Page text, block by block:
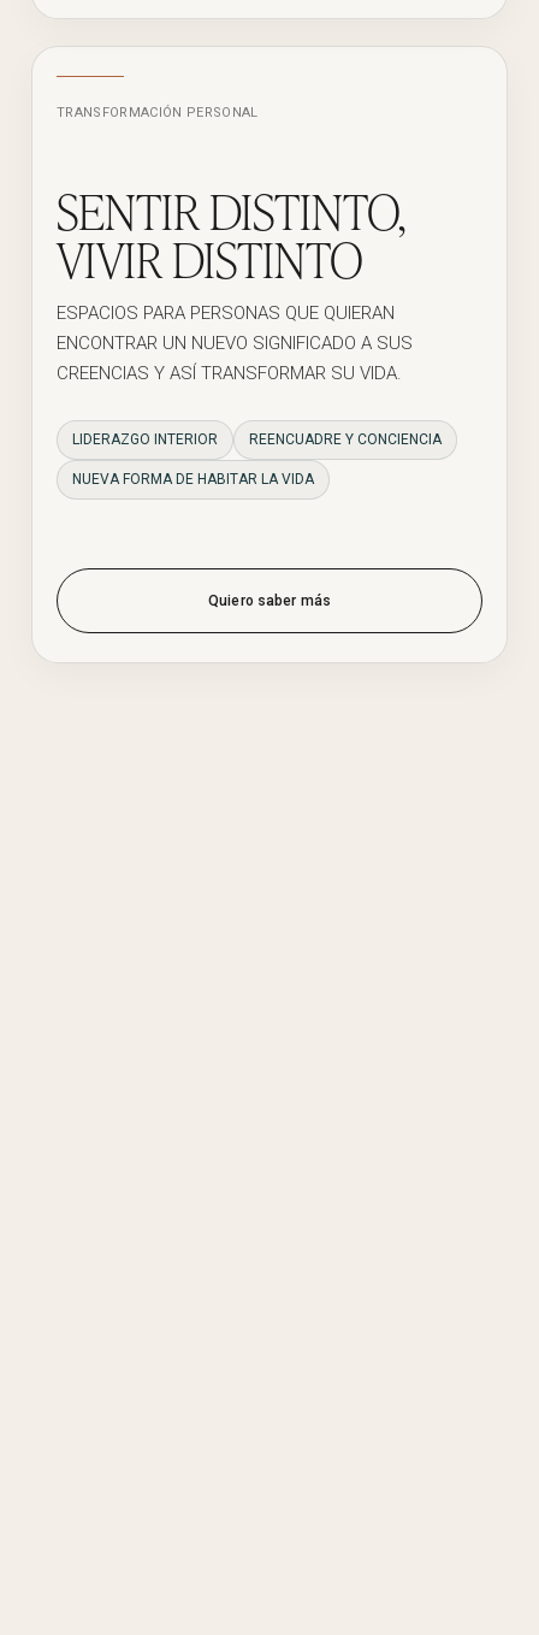
TRANSFORMACIÓN PERSONAL
SENTIR DISTINTO,
VIVIR DISTINTO
ESPACIOS PARA PERSONAS QUE QUIERAN
ENCONTRAR UN NUEVO SIGNIFICADO A SUS
CREENCIAS Y ASÍ TRANSFORMAR SU VIDA.
LIDERAZGO INTERIOR REENCUADRE Y CONCIENCIA
NUEVA FORMA DE HABITAR LA VIDA
Quiero saber más